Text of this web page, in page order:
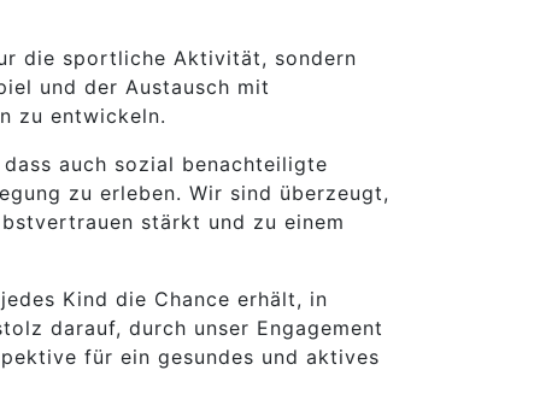
die sportliche Aktivität, sondern
und der Austausch mit
zu entwickeln.
auch sozial benachteiligte
zu erleben. Wir sind überzeugt,
stärkt und zu einem
Kind die Chance erhält, in
darauf, durch unser Engagement
für ein gesundes und aktives